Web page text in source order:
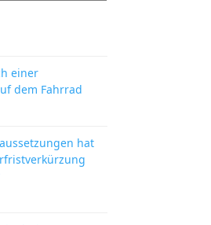
einer
dem Fahrrad
hat